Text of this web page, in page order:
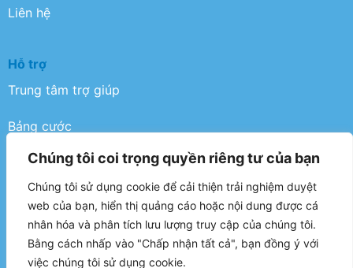
Chúng tôi coi trọng quyền riêng tư của bạn
Chúng tôi sử dụng cookie để cải thiện trải nghiệm duyệt
web của bạn, hiển thị quảng cáo hoặc nội dung được cá
nhân hóa và phân tích lưu lượng truy cập của chúng tôi.
Bằng cách nhấp vào "Chấp nhận tất cả", bạn đồng ý với
việc chúng tôi sử dụng cookie.
Liên hệ
Hỗ trợ
Trung tâm trợ giúp
Bảng cước
Điều khoản
Chính sách bảo mật